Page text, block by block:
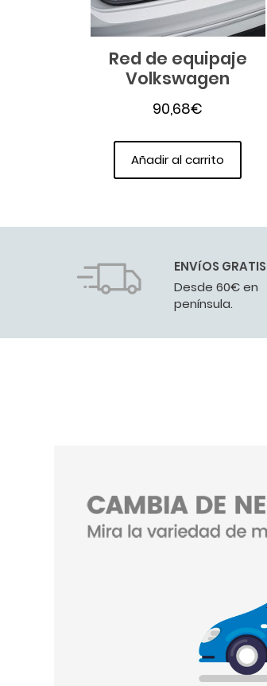
Red de equipaje
Volkswagen
90,68€
Añadir al carrito
ENVíOS GRATIS
Desde 60€ en
península.